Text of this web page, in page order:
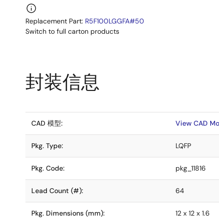
Replacement Part: R5F100LGGFA#50
Switch to full carton products
封装信息
CAD 模型: View CAD
Pkg. Type: LQFP
Pkg. Code: pkg_11816
Lead Count (#): 64
Pkg. Dimensions (mm): 12 x 12 x 1.6